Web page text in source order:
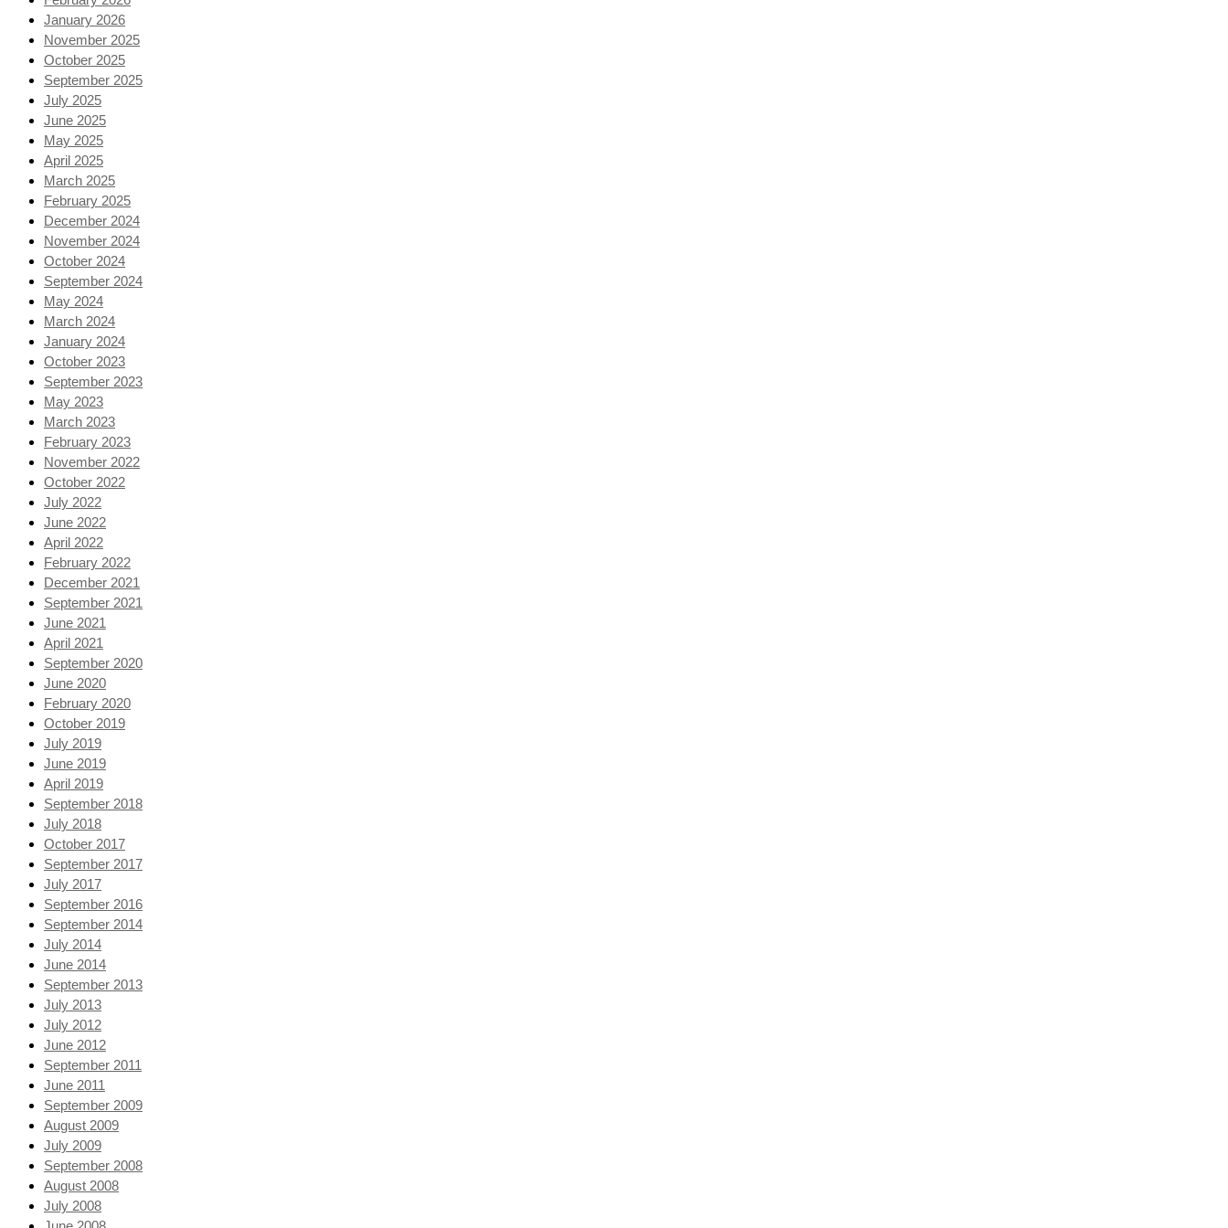
January 2026
November 2025
October 2025
September 2025
July 2025
June 2025
May 2025
April 2025
March 2025
February 2025
December 2024
November 2024
October 2024
September 2024
May 2024
March 2024
January 2024
October 2023
September 2023
May 2023
March 2023
February 2023
November 2022
October 2022
July 2022
June 2022
April 2022
February 2022
December 2021
September 2021
June 2021
April 2021
September 2020
June 2020
February 2020
October 2019
July 2019
June 2019
April 2019
September 2018
July 2018
October 2017
September 2017
July 2017
September 2016
September 2014
July 2014
June 2014
September 2013
July 2013
July 2012
June 2012
September 2011
June 2011
September 2009
August 2009
July 2009
September 2008
August 2008
July 2008